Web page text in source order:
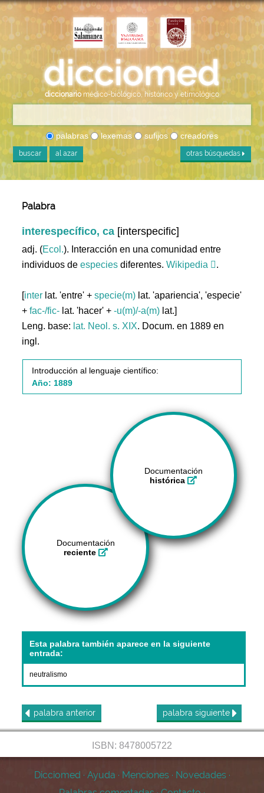
diccionario médico-biológico, histórico y etimológico
palabras lexemas sufijos creadores
buscar al azar otras búsquedas
Palabra
interespecífico, ca [interspecific]
adj. (Ecol.). Interacción en una comunidad entre
individuos deespecies diferentes.Wikipedia .
[inter lat. 'entre' +specie(m) lat. 'apariencia', 'especie'
+fac-/fic- lat. 'hacer' +-u(m)/-a(m) lat.]
Leng. base: lat. Neol. s. XIX. Docum. en 1889 en
ingl.
Introducción al lenguaje científico:
Año: 1889
Documentación
histórica
Documentación
reciente
Esta palabra también aparece en la siguiente
entrada:
neutralismo
palabra anterior palabra siguiente
ISBN: 8478005722
Dicciomed · Ayuda · Menciones · Novedades ·